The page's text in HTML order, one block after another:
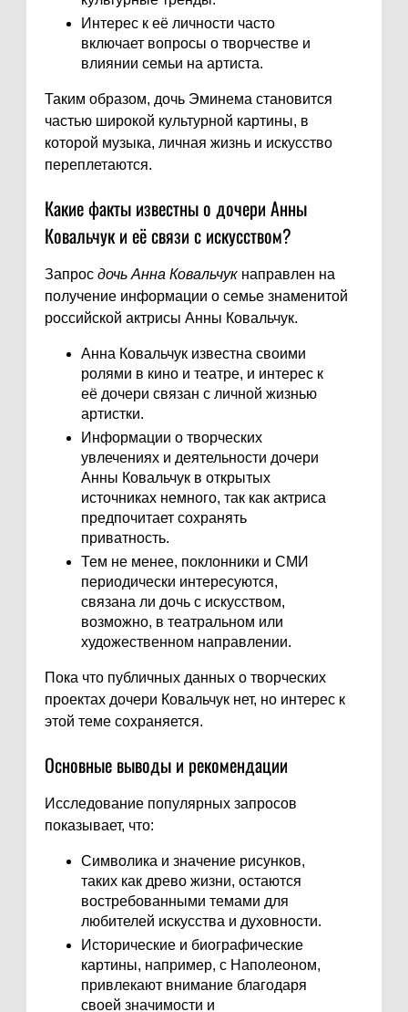
Интерес к её личности часто
включает вопросы о творчестве и
влиянии семьи на артиста.
Таким образом, дочь Эминема становится
частью широкой культурной картины, в
которой музыка, личная жизнь и искусство
переплетаются.
Какие факты известны о дочери Анны
Ковальчук и её связи с искусством?
Запрос дочь Анна Ковальчук направлен на
получение информации о семье знаменитой
российской актрисы Анны Ковальчук.
Анна Ковальчук известна своими
ролями в кино и театре, и интерес к
её дочери связан с личной жизнью
артистки.
Информации о творческих
увлечениях и деятельности дочери
Анны Ковальчук в открытых
источниках немного, так как актриса
предпочитает сохранять
приватность.
Тем не менее, поклонники и СМИ
периодически интересуются,
связана ли дочь с искусством,
возможно, в театральном или
художественном направлении.
Пока что публичных данных о творческих
проектах дочери Ковальчук нет, но интерес к
этой теме сохраняется.
Основные выводы и рекомендации
Исследование популярных запросов
показывает, что:
Символика и значение рисунков,
таких как древо жизни, остаются
востребованными темами для
любителей искусства и духовности.
Исторические и биографические
картины, например, с Наполеоном,
привлекают внимание благодаря
своей значимости и